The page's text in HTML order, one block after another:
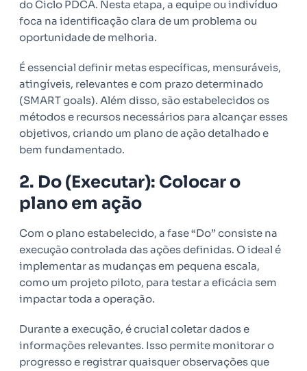
do Ciclo PDCA. Nesta etapa, a equipe ou indivíduo
foca na identificação clara de um problema ou
oportunidade de melhoria.
É essencial definir metas específicas, mensuráveis,
atingíveis, relevantes e com prazo determinado
(SMART goals). Além disso, são estabelecidos os
métodos e recursos necessários para alcançar esses
objetivos, criando um plano de ação detalhado e
bem fundamentado.
2. Do (Executar): Colocar o
plano em ação
Com o plano estabelecido, a fase “Do” consiste na
execução controlada das ações definidas. O ideal é
implementar as mudanças em pequena escala,
como um projeto piloto, para testar a eficácia sem
impactar toda a operação.
Durante a execução, é crucial coletar dados e
informações relevantes. Isso permite monitorar o
progresso e registrar quaisquer observações que